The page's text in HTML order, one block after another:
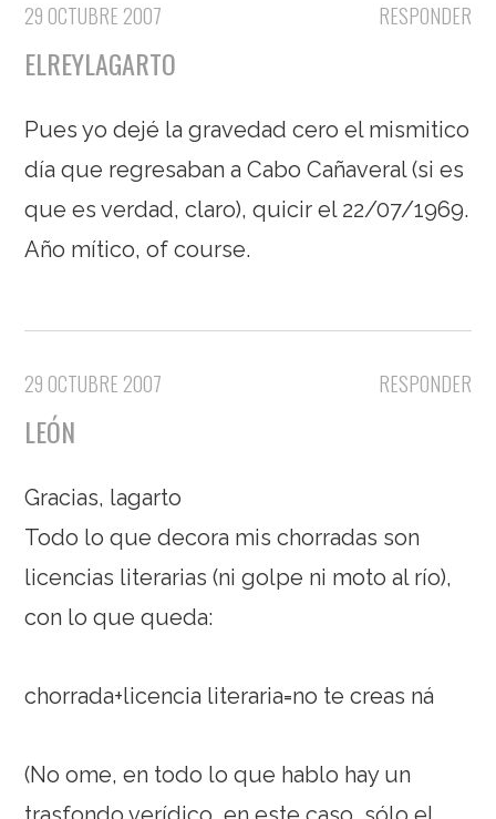
RESPONDER
29 OCTUBRE 2007
ELREYLAGARTO
Pues yo dejé la gravedad cero el mismitico
día que regresaban a Cabo Cañaveral (si es
que es verdad, claro), quicir el 22/07/1969.
Año mítico, of course.
RESPONDER
29 OCTUBRE 2007
LEÓN
Gracias, lagarto
Todo lo que decora mis chorradas son
licencias literarias (ni golpe ni moto al río),
con lo que queda:
chorrada+licencia literaria=no te creas ná
(No ome, en todo lo que hablo hay un